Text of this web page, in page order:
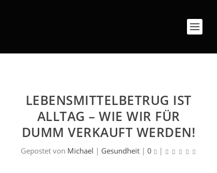
LEBENSMITTELBETRUG IST
ALLTAG – WIE WIR FÜR
DUMM VERKAUFT WERDEN!
Gepostet von Michael | Gesundheit| 0 |